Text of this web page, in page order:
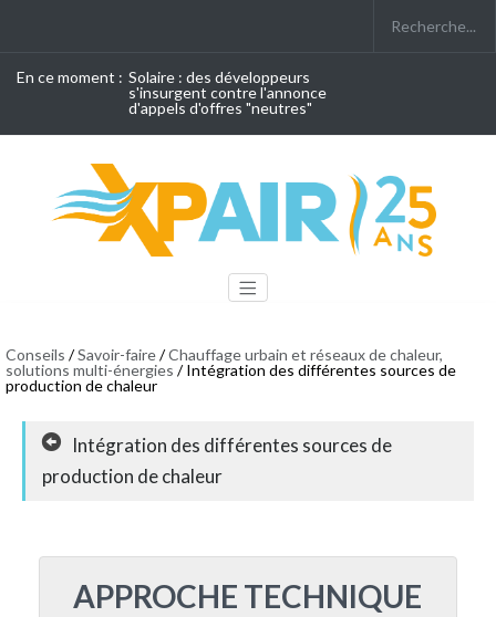
En ce moment : Solaire : des développeurs
s'insurgent contre l'annonce
d'appels d'offres "neutres"
Conseils /Savoir-faire/Chauffage urbain et réseaux de chaleur,
solutions multi-énergies / Intégration des différentes sources de
production de chaleur
Intégration des différentes sources de
production de chaleur
APPROCHE TECHNIQUE